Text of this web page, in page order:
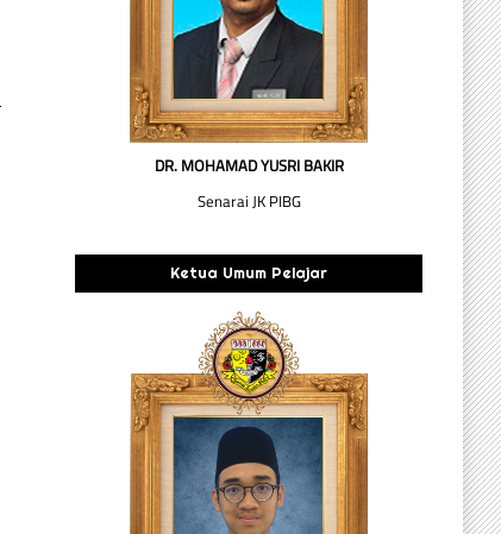
DR. MOHAMAD YUSRI BAKIR
Senarai JK PIBG
Ketua Umum Pelajar